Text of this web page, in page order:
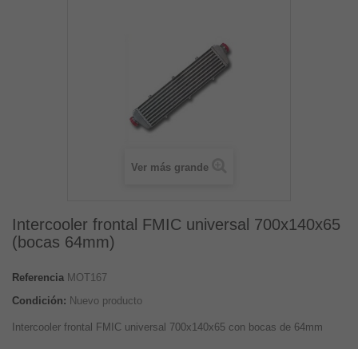
Ver más grande
Intercooler frontal FMIC universal 700x140x65
(bocas 64mm)
Referencia MOT167
Condición: Nuevo producto
Intercooler frontal FMIC universal 700x140x65 con bocas de 64mm